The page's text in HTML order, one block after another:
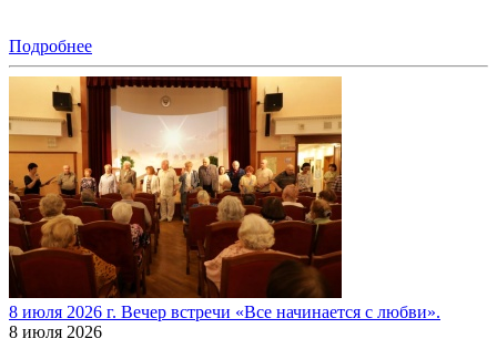
Подробнее
8 июля 2026 г. Вечер встречи «Все начинается с любви».
8 июля 2026